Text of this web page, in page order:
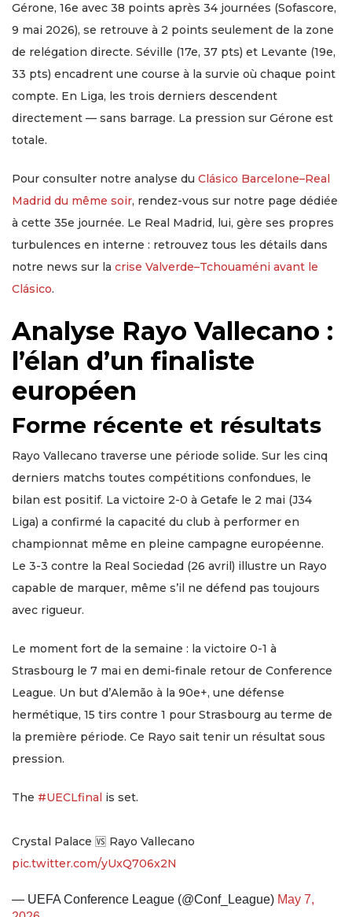
Gérone, 16e avec 38 points après 34 journées (Sofascore,
9 mai 2026), se retrouve à 2 points seulement de la zone
de relégation directe. Séville (17e, 37 pts) et Levante (19e,
33 pts) encadrent une course à la survie où chaque point
compte. En Liga, les trois derniers descendent
directement — sans barrage. La pression sur Gérone est
totale.
Pour consulter notre analyse du Clásico Barcelone–Real
Madrid du même soir, rendez-vous sur notre page dédiée
à cette 35e journée. Le Real Madrid, lui, gère ses propres
turbulences en interne : retrouvez tous les détails dans
notre news sur la crise Valverde–Tchouaméni avant le
Clásico.
Analyse Rayo Vallecano :
l’élan d’un finaliste
européen
Forme récente et résultats
Rayo Vallecano traverse une période solide. Sur les cinq
derniers matchs toutes compétitions confondues, le
bilan est positif. La victoire 2-0 à Getafe le 2 mai (J34
Liga) a confirmé la capacité du club à performer en
championnat même en pleine campagne européenne.
Le 3-3 contre la Real Sociedad (26 avril) illustre un Rayo
capable de marquer, même s’il ne défend pas toujours
avec rigueur.
Le moment fort de la semaine : la victoire 0-1 à
Strasbourg le 7 mai en demi-finale retour de Conference
League. Un but d’Alemão à la 90e+, une défense
hermétique, 15 tirs contre 1 pour Strasbourg au terme de
la première période. Ce Rayo sait tenir un résultat sous
pression.
The #UECLfinal is set.
Crystal Palace 🆚 Rayo Vallecano
pic.twitter.com/yUxQ706x2N
— UEFA Conference League (@Conf_League) May 7,